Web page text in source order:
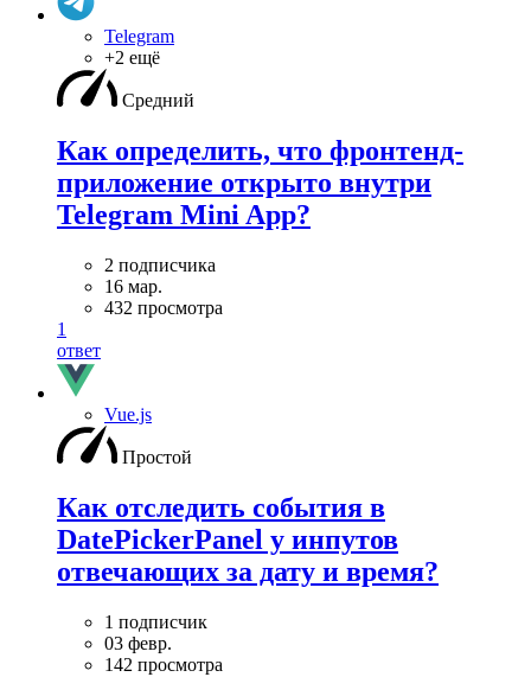
Telegram
+2 ещё
Средний
Как определить, что фронтенд-
приложение открыто внутри
Telegram Mini App?
2 подписчика
16 мар.
432 просмотра
1
ответ
Vue.js
Простой
Как отследить события в
DatePickerPanel у инпутов
отвечающих за дату и время?
1 подписчик
03 февр.
142 просмотра